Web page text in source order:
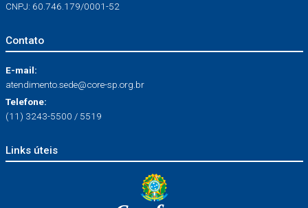
CNPJ: 60.746.179/0001-52
Contato
E-mail:
atendimento.sede@core-sp.org.br
Telefone:
(11) 3243-5500 / 5519
Links úteis